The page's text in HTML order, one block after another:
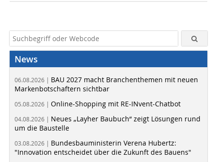
News
06.08.2026 | BAU 2027 macht Branchenthemen mit neuen
Markenbotschaftern sichtbar
05.08.2026 | Online-Shopping mit RE-INvent-Chatbot
04.08.2026 | Neues „Layher Baubuch“ zeigt Lösungen rund
um die Baustelle
03.08.2026 | Bundesbauministerin Verena Hubertz:
"Innovation entscheidet über die Zukunft des Bauens"